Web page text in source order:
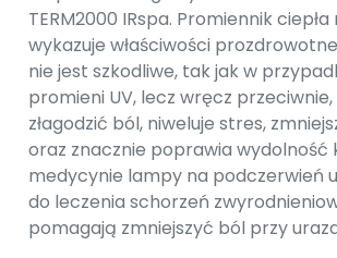
TERM2000 IRspa. Promiennik
wykazuje właściwości
nie jest szkodliwe, tak jak w
promieni UV, lecz wręcz
złagodzić ból, niweluje stres,
oraz znacznie poprawia wydolność
medycynie lampy na podczerwień
do leczenia schorzeń
pomagają zmniejszyć ból przy